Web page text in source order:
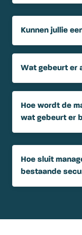
Kunnen jullie
Wat gebeurt er
Hoe wordt de
wat gebeurt er
Hoe sluit
bestaande